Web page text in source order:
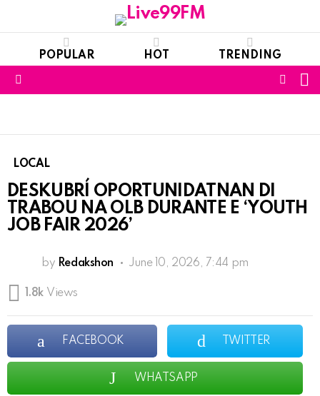
POPULAR HOT TRENDING
LOCAL
DESKUBRÍ OPORTUNIDATNAN DI
TRABOU NA OLB DURANTE E ‘YOUTH
JOB FAIR 2026’
by Redakshon June 10, 2026, 7:44 pm
1.8k Views
FACEBOOK TWITTER
WHATSAPP